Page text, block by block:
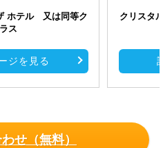
ホテル 又は同等ク
ラス
ジを見る
クリスタ
せ（無料）